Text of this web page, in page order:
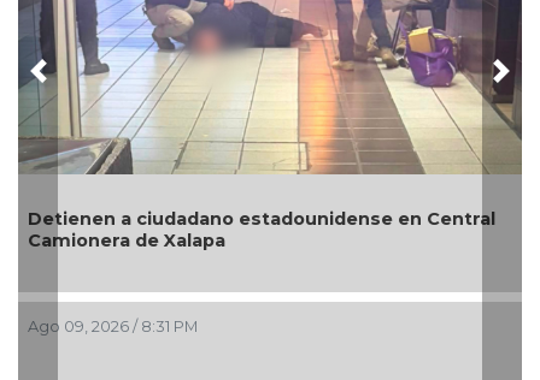
a ciudadano estadounidense en Central
de Xalapa
/ 8:31 PM
Revelan
Previous